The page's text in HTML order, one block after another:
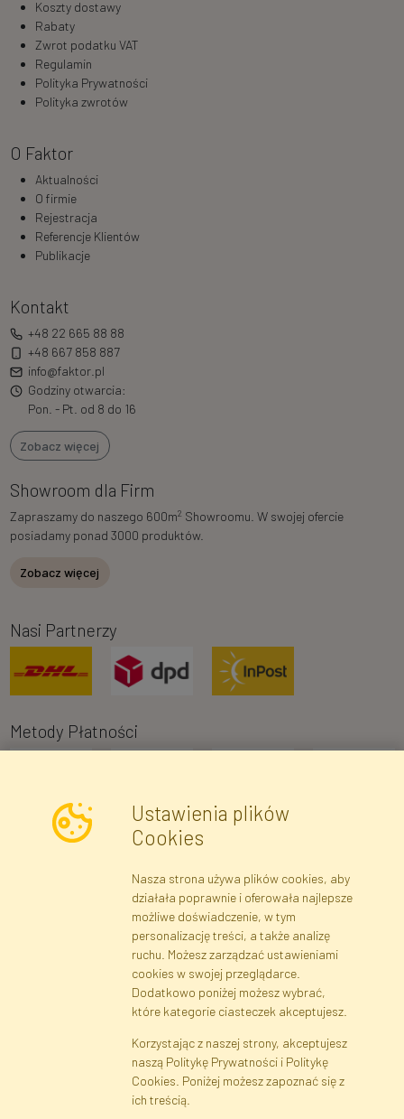
Koszty dostawy
Rabaty
Zwrot podatku VAT
Regulamin
Polityka Prywatności
Polityka zwrotów
O Faktor
Aktualności
O firmie
Rejestracja
Referencje Klientów
Publikacje
Kontakt
+48 22 665 88 88
+48 667 858 887
info@faktor.pl
Godziny otwarcia:
Pon. - Pt. od 8 do 16
Zobacz więcej
Showroom dla Firm
Zapraszamy do naszego 600m2 Showroomu. W swojej ofercie
posiadamy ponad 3000 produktów.
Zobacz więcej
Nasi Partnerzy
Metody Płatności
Zapisz się
Dane rejestrowe Regulamin
Polityka Prywatności
Pomoc
Mapa serwisu
Cookies Język
Ustawienia plików
Cookies
Nasza strona używa plików cookies, aby
działała poprawnie i oferowała najlepsze
możliwe doświadczenie, w tym
personalizację treści, a także analizę
ruchu. Możesz zarządzać ustawieniami
cookies w swojej przeglądarce.
Dodatkowo poniżej możesz wybrać,
które kategorie ciasteczek akceptujesz.
Korzystając z naszej strony, akceptujesz
naszą Politykę Prywatności i Politykę
Cookies. Poniżej możesz zapoznać się z
ich treścią.